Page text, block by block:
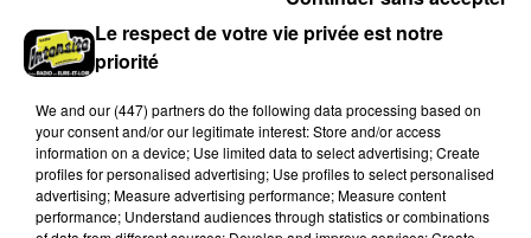
Le respect de votre vie privée est notre
priorité
We and our (447) partnersdo the following data processing based on
your consent and/or our legitimate interest: Store and/or access
information on a device; Use limited data to select advertising; Create
profiles for personalised advertising; Use profiles to select personalised
advertising; Measure advertising performance; Measure content
performance; Understand audiences through statistics or combinations